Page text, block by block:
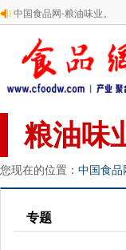
中国食品网-粮油味业。
粮油味
您现在的位置： 中国食品
专题